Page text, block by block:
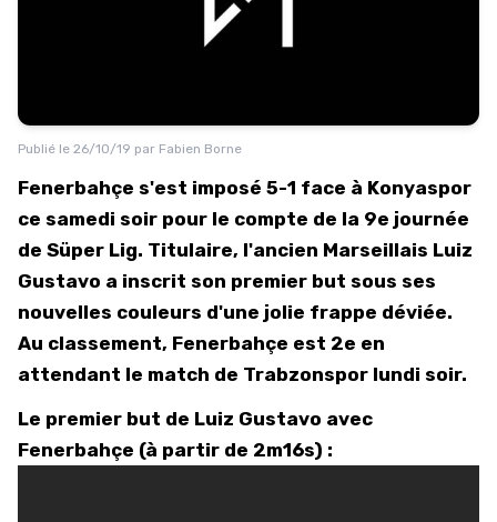
Publié le 26/10/19 par Fabien Borne
Fenerbahçe s'est imposé 5-1 face à Konyaspor
ce samedi soir pour le compte de la 9e journée
de Süper Lig. Titulaire, l'ancien Marseillais Luiz
Gustavo a inscrit son premier but sous ses
nouvelles couleurs d'une jolie frappe déviée.
Au classement, Fenerbahçe est 2e en
attendant le match de Trabzonspor lundi soir.
Le premier but de Luiz Gustavo avec
Fenerbahçe (à partir de 2m16s) :